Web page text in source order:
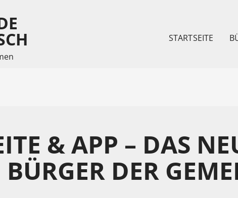
STARTSEITE
& APP – DAS
BÜRGER DER